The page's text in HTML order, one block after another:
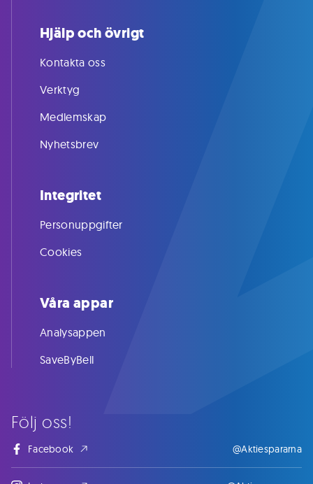
Följ oss!
Facebook @Aktiespararna
Hjälp och övrigt
Kontakta oss
Verktyg
Medlemskap
Nyhetsbrev
Integritet
Personuppgifter
Cookies
Våra appar
Analysappen
SaveByBell